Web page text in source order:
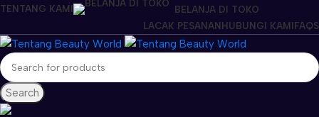
TENTANG KAMI
BELANJA DI TOKO
LACAK PESANAN HUBUNGI KAMI FAQS
Search